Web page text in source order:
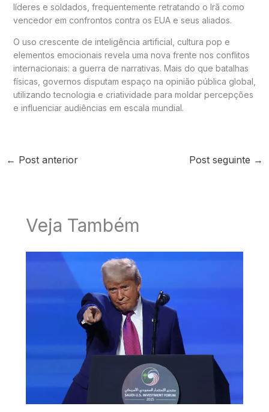
líderes e soldados, frequentemente retratando o Irã como
vencedor em confrontos contra os EUA e seus aliados.
O uso crescente de inteligência artificial, cultura pop e
elementos emocionais revela uma nova frente nos conflitos
internacionais: a guerra de narrativas. Mais do que batalhas
físicas, governos disputam espaço na opinião pública global,
utilizando tecnologia e criatividade para moldar percepções
e influenciar audiências em escala mundial.
← Post anterior Post seguinte →
Veja Também